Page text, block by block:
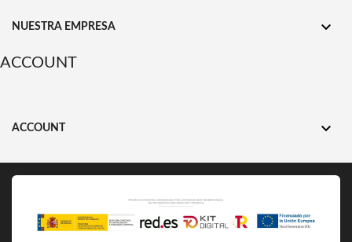
NUESTRA EMPRESA 
ACCOUNT
ACCOUNT 